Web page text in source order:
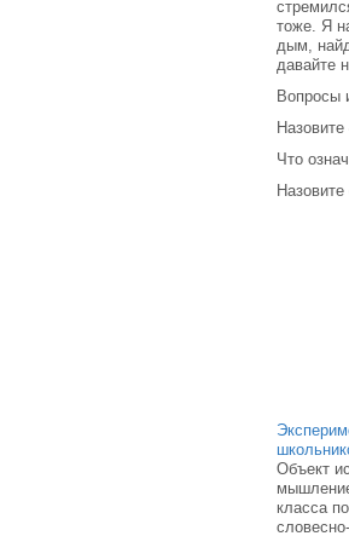
тоже. Я
дым,
давайте
Вопросы
Что
Объект
класса